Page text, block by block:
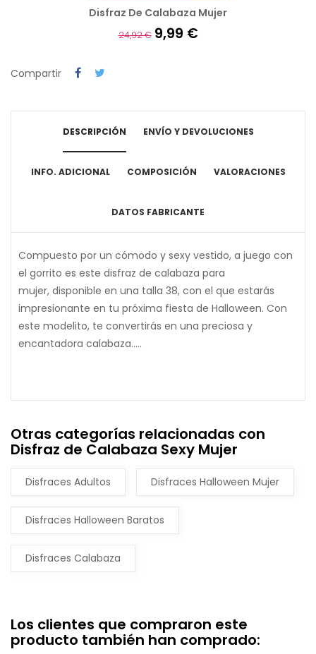
Disfraz De Calabaza Mujer
24,92 € 9,99 €
Compartir
DESCRIPCIÓN ENVÍO Y DEVOLUCIONES
INFO. ADICIONAL COMPOSICIÓN VALORACIONES
DATOS FABRICANTE
Compuesto por un cómodo y sexy vestido, a juego con
el gorrito es este disfraz de calabaza para
mujer, disponible en una talla 38, con el que estarás
impresionante en tu próxima fiesta de Halloween. Con
este modelito, te convertirás en una preciosa y
encantadora calabaza.....
Otras categorías relacionadas con
Disfraz de Calabaza Sexy Mujer
Disfraces Adultos Disfraces Halloween Mujer
Disfraces Halloween Baratos
Disfraces Calabaza
Los clientes que compraron este
producto también han comprado: